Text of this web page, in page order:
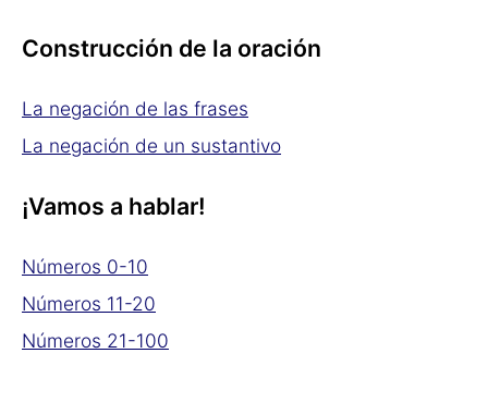
Construcción de la oración
La negación de las frases
La negación de un sustantivo
¡Vamos a hablar!
Números 0-10
Números 11-20
Números 21-100